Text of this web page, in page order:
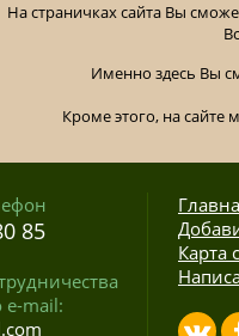
На страничках сайта Вы
Именно здесь Вы
Кроме этого, на сайте
85
e-mail:
Карта